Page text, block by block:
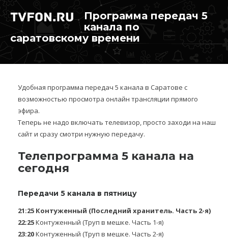
Программа передач 5
канала по
саратовскому времени
Удобная программа передач 5 канала в Саратове с
возможностью просмотра онлайн трансляции прямого
эфира.
Теперь не надо включать телевизор, просто заходи на наш
сайт и сразу смотри нужную передачу.
Телепрограмма 5 канала на
сегодня
Передачи 5 канала в пятницу
21:25 Контуженный (Последний хранитель. Часть 2-я)
22:25Контуженный (Труп в мешке. Часть 1-я)
23:20Контуженный (Труп в мешке. Часть 2-я)